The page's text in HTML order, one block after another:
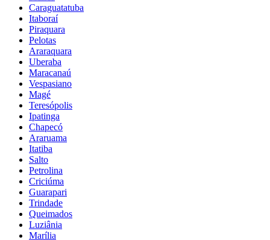
Caraguatatuba
Itaboraí
Piraquara
Pelotas
Araraquara
Uberaba
Maracanaú
Vespasiano
Magé
Teresópolis
Ipatinga
Chapecó
Araruama
Itatiba
Salto
Petrolina
Criciúma
Guarapari
Trindade
Queimados
Luziânia
Marília